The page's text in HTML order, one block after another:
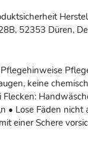
52353 Düren,
keine
• Lose Fäden nicht
einer Schere